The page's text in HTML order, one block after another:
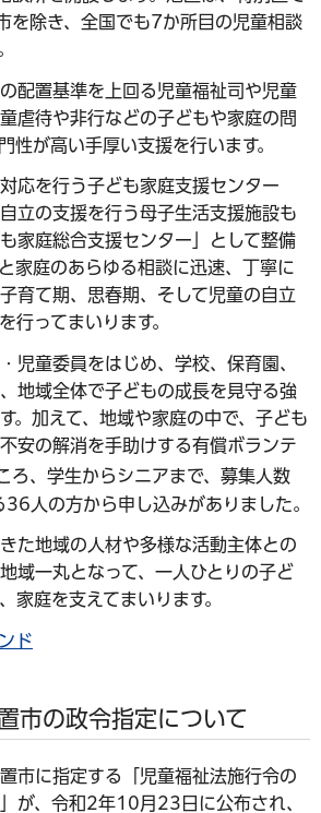
を除き、全国でも7か所目の児童相談
配置基準を上回る児童福祉司や児童
虐待や非行などの子どもや家庭の問
性が高い手厚い支援を行います。
応を行う子ども家庭支援センター
立の支援を行う母子生活支援施設も
家庭総合支援センター」として整備
家庭のあらゆる相談に迅速、丁寧に
育て期、思春期、そして児童の自立
行ってまいります。
児童委員をはじめ、学校、保育園、
地域全体で子どもの成長を見守る強
。加えて、地域や家庭の中で、子ども
安の解消を手助けする有償ボランテ
ろ、学生からシニアまで、募集人数
人の方から申し込みがありました。
た地域の人材や多様な活動主体との
域一丸となって、一人ひとりの子ど
家庭を支えてまいります。
ド
市の政令指定について
市に指定する「児童福祉法施行令の
が、令和2年10月23日に公布され、